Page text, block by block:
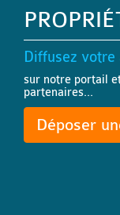
Diffusez votre
sur notre portail
partenaires...
Déposer